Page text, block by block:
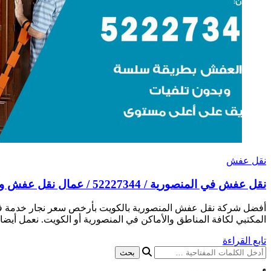
نقل عفش
نقل عفش في المنصورية / 52227344 / عمال نقل عفش وأثاث بأرخص سعر
أفضل شركة نقل عفش المنصورية بالكويت بأرخص سعر نجار خدمة
المكتبي لكافة المناطق والأماكن في المنصورية أو الكويت. نعمل
تابع القراءة
هل